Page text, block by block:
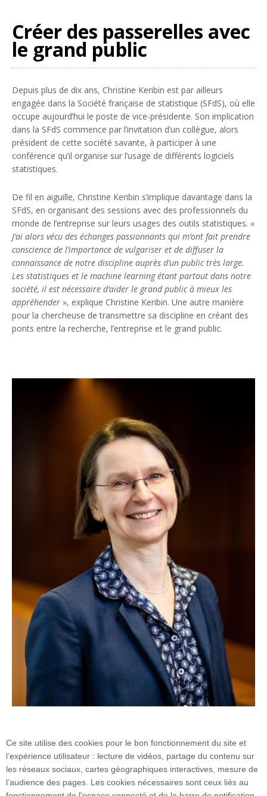
Créer des passerelles avec
le grand public
Depuis plus de dix ans, Christine Keribin est par ailleurs
engagée dans la Société française de statistique (SFdS), où elle
occupe aujourd’hui le poste de vice-présidente. Son implication
dans la SFdS commence par l’invitation d’un collègue, alors
président de cette société savante, à participer à une
conférence qu’il organise sur l’usage de différents logiciels
statistiques.
De fil en aiguille, Christine Keribin s’implique davantage dans la
SFdS, en organisant des sessions avec des professionnels du
monde de l’entreprise sur leurs usages des outils statistiques. «
J’ai alors vécu des échanges passionnants qui m’ont fait prendre
conscience de l’importance de vulgariser et de diffuser la
connaissance de notre discipline auprès d’un public très large.
Les statistiques et le machine learning étant partout dans notre
société, il est nécessaire d’aider le grand public à mieux les
appréhender », explique Christine Keribin. Une autre manière
pour la chercheuse de transmettre sa discipline en créant des
ponts entre la recherche, l’entreprise et le grand public.
Christine Keribin (c)Christophe Peus
Ce site utilise des cookies pour le bon fonctionnement du site et
l’expérience utilisateur : lecture de vidéos, partage du contenu sur
les réseaux sociaux, cartes géographiques interactives, mesure de
l’audience des pages. Les cookies nécessaires sont ceux liés au